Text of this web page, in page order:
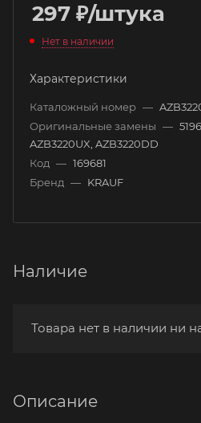
297 ₽/штука
Нет в наличии
Характеристики
Каталожный номер —
Оригинальные замены —
AZB3220UX, AZB3220DD
Код — 169681
Бренд — KRAUF
Наличие
Товара нет в наличии ни
Описание